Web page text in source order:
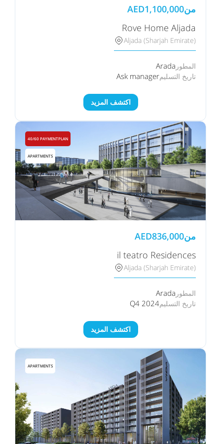
من AED1,100,000
Rove Home Aljada
Aljada (Sharjah Emirate)
المطور Arada
تاريخ التسليمAsk manager
اكتشف المزيد
40/60 PAYMENTPLAN
APARTMENTS
من AED836,000
il teatro Residences
Aljada (Sharjah Emirate)
المطور Arada
تاريخ التسليمQ4 2024
اكتشف المزيد
APARTMENTS